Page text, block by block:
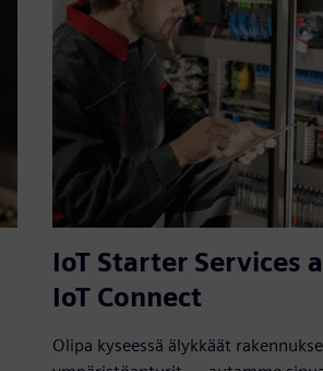
IoT Starter Services
IoT Connect
Olipa kyseessä älykkäät